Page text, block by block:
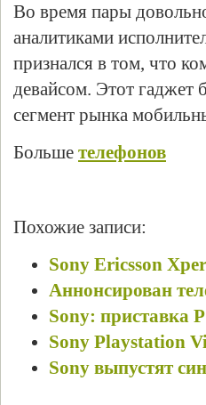
Во время пары
аналитиками
признался в том, что
девайсом. Этот гаджет
сегмент рынка
Больше телефонов
Похожие записи:
Sony Ericsson
Аннонсирован
Sony: приставка
Sony Playstation
Sony выпустят